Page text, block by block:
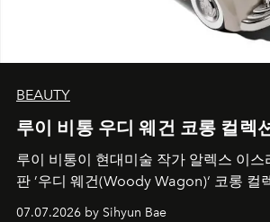
BEAUTY
루이 비통 우디 웨건 코롱 컬렉
루이 비통이 현대미술 작가 알렉스 이스
판 ’우디 웨건(Woody Wagon)‘ 코롱 컬
07.07.2026 by Sihyun Bae